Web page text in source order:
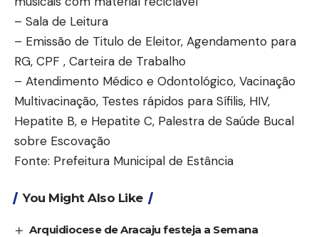
– Sala de Leitura
– Emissão de Titulo de Eleitor, Agendamento para
RG, CPF , Carteira de Trabalho
– Atendimento Médico e Odontológico, Vacinação
Multivacinação, Testes rápidos para Sífilis, HIV,
Hepatite B, e Hepatite C, Palestra de Saúde Bucal
sobre Escovação
Fonte: Prefeitura Municipal de Estância
You Might Also Like
Arquidiocese de Aracaju festeja a Semana